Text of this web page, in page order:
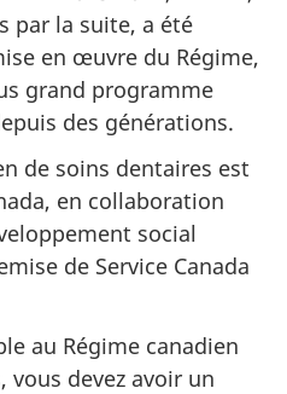
par la suite, a été
en œuvre du Régime,
grand programme
des générations.
de soins dentaires est
en collaboration
social
de Service Canada
au Régime canadien
vous devez avoir un